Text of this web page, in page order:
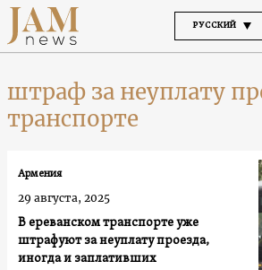
РУССКИЙ
штраф за неуплату
транспорте
В ереванском транспорте уже
штрафуют за неуплату проезда,
иногда и заплативших
Армения
29 августа, 2025